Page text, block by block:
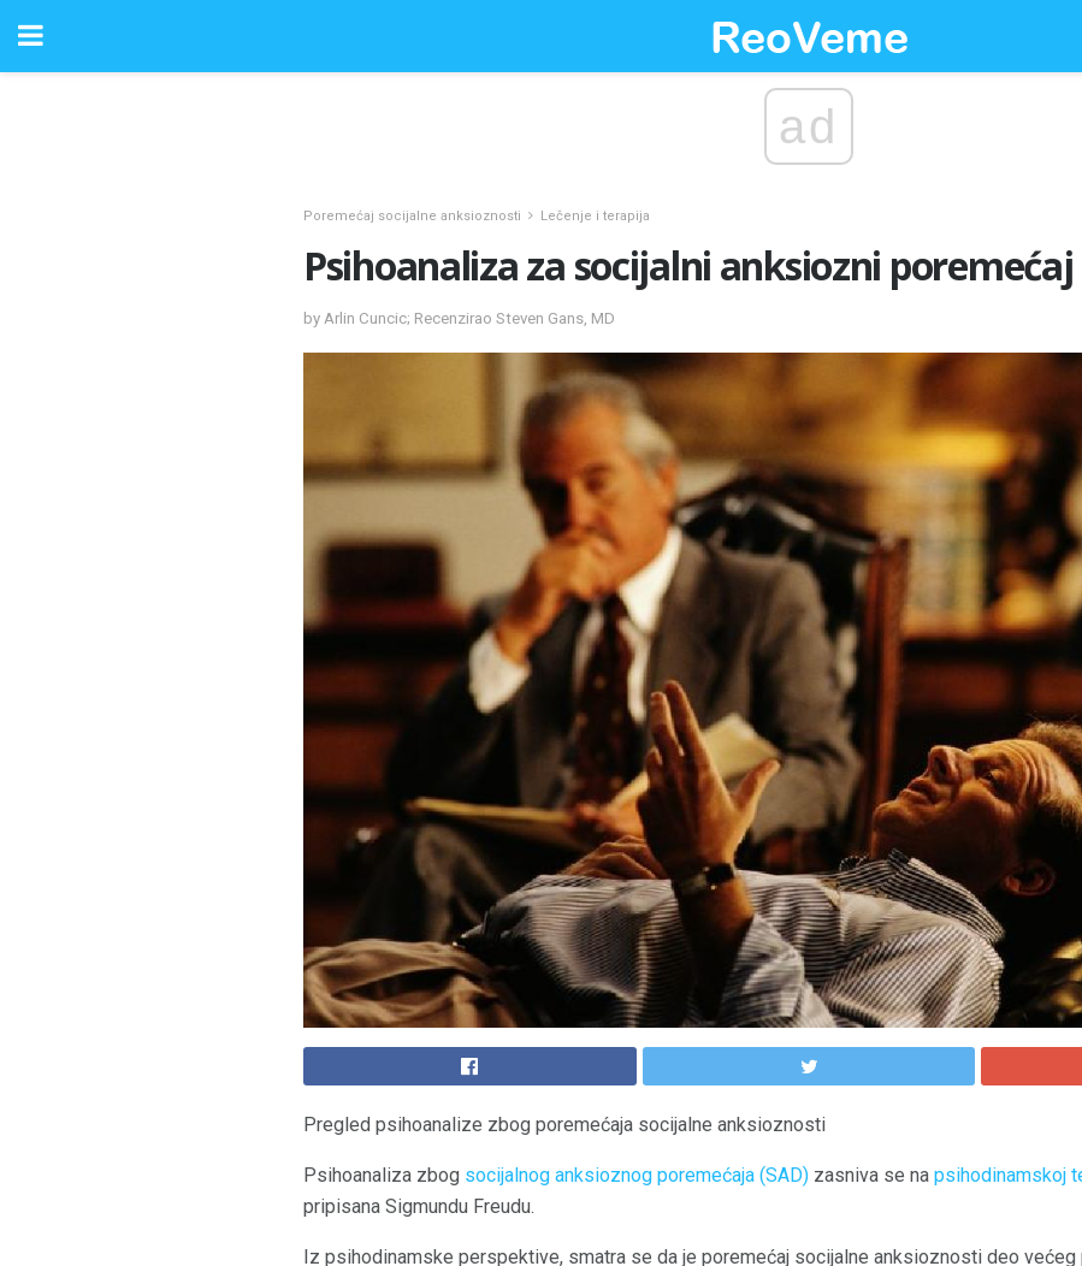
ad
Poremećaj socijalne anksioznosti Lečenje i terapija
Psihoanaliza za socijalni anksiozni poremećaj
by Arlin Cuncic; Recenzirao Steven Gans, MD
Pregled psihoanalize zbog poremećaja socijalne anksioznosti
Psihoanaliza zbog socijalnog anksioznog poremećaja (SAD) zasniva se na psihodinamskoj
pripisana Sigmundu Freudu.
Iz psihodinamske perspektive, smatra se da je poremećaj socijalne anksioznosti deo većeg